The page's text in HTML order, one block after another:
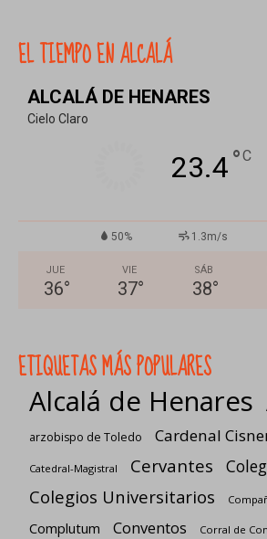
EL TIEMPO EN ALCALÁ
ALCALÁ DE HENARES
Cielo Claro
23.4°C
50% 1.3m/s
JUE
36°
VIE
37°
SÁB
38°
ETIQUETAS MÁS POPULARES
Alcalá de Henares
arzobispo de Toledo
Cardenal
Catedral-Magistral Cervantes
Colegios Universitarios
Complutum Conventos Corral de